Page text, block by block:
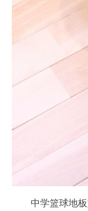
中学篮球地板